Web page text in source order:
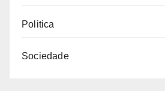
Politica
Sociedade